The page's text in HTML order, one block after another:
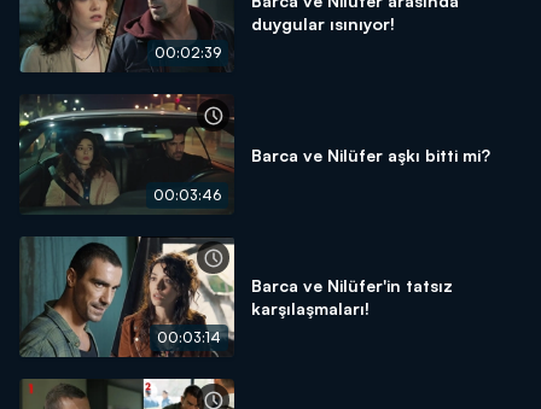
00:02:39
duygular ısınıyor!
00:03:46
Barca ve Nilüfer aşkı bitti mi?
00:03:14
Barca ve Nilüfer'in tatsız
karşılaşmaları!